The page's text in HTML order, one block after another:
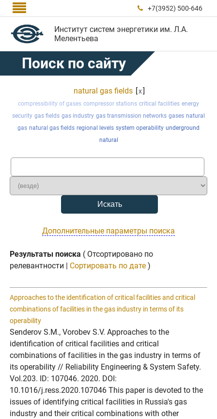
  +7(3952) 500-646
Институт систем энергетики им. Л.А.
Мелентьева
Поиск по сайту
natural gas fields [x]
compressibility of gases compressor stations critical facilities energy
security gas fields gas industry gas transmission networks gases natural
gas natural gas fields regional levels system operability underground
natural
Дополнительные параметры поиска
Результаты поиска ( Отсортировано по
релевантности | Сортировать по дате )
Approaches to the identification of critical facilities and critical
combinations of facilities in the gas industry in terms of its
operability
Senderov S.M., Vorobev S.V. Approaches to the
identification of critical facilities and critical
combinations of facilities in the gas industry in terms of
its operability // Reliability Engineering & System Safety.
Vol.203. ID: 107046. 2020. DOI:
10.1016/j.ress.2020.107046 This paper is devoted to the
issues of identifying critical facilities in Russia's gas
industry and their critical combinations with other